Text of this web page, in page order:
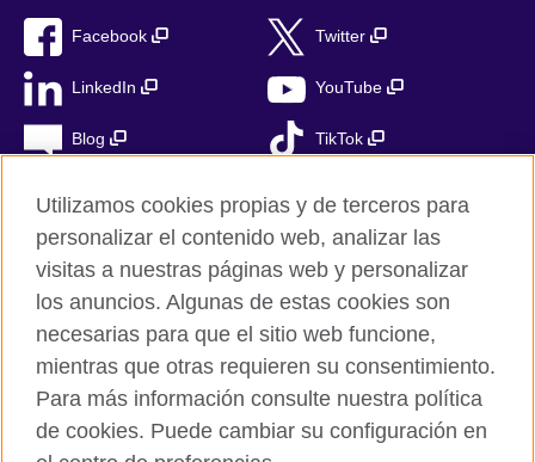
Facebook Twitter
LinkedIn YouTube
Blog TikTok
British Council Global
Privacidad
Aviso Legal
Cookies
Mapa del sitio
Utilizamos cookies propias y de terceros para
personalizar el contenido web, analizar las
visitas a nuestras páginas web y personalizar
los anuncios. Algunas de estas cookies son
necesarias para que el sitio web funcione,
mientras que otras requieren su consentimiento.
Para más información consulte nuestra política
de cookies. Puede cambiar su configuración en